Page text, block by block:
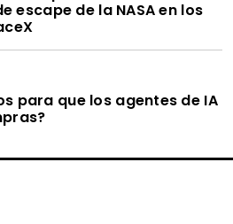
escape de la NASA en los
para que los agentes de IA